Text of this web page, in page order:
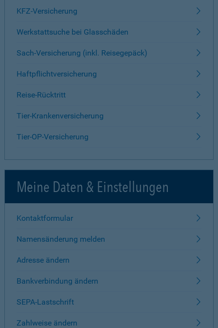
KFZ-Versicherung
Werkstattsuche bei Glasschäden
Sach-Versicherung (inkl. Reisegepäck)
Haftpflichtversicherung
Reise-Rücktritt
Tier-Krankenversicherung
Tier-OP-Versicherung
Meine Daten & Einstellungen
Kontaktformular
Namensänderung melden
Adresse ändern
Bankverbindung ändern
SEPA-Lastschrift
Zahlweise ändern